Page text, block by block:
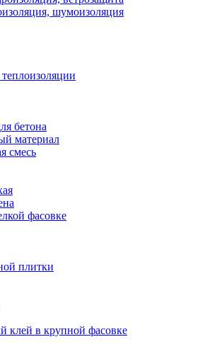
шумоизоляция
бетона
материал
смесь
фасовке
плитки
клей в крупной фасовке